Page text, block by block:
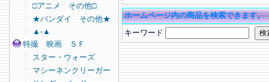
□アニメ その他□
★バンダイ その他★
▲-▲
特撮 映画 ＳＦ
スター・ウォーズ
マシーネンクリーガー
ホームページ内の商品を検索できます。
キーワード